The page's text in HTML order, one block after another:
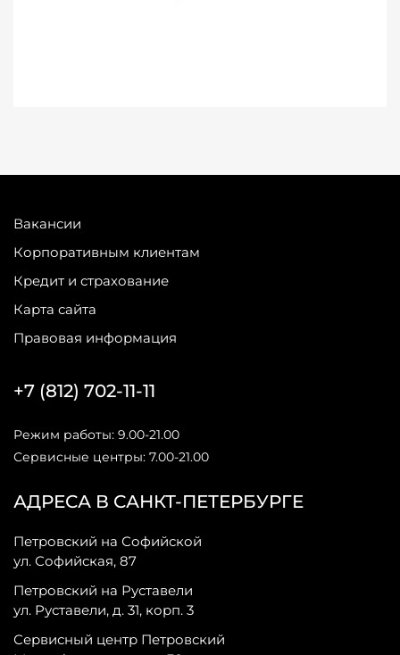
Вакансии
Корпоративным клиентам
Кредит и страхование
Карта сайта
Правовая информация
АДРЕСА В САНКТ-ПЕТЕРБУРГЕ
Петровский на Софийской
ул. Софийская, 87
Петровский на Руставели
ул. Руставели, д. 31, корп. 3
Сервисный центр Петровский
+7 (812) 702-11-11
Режим работы: 9.00-21.00
Сервисные центры: 7.00-21.00